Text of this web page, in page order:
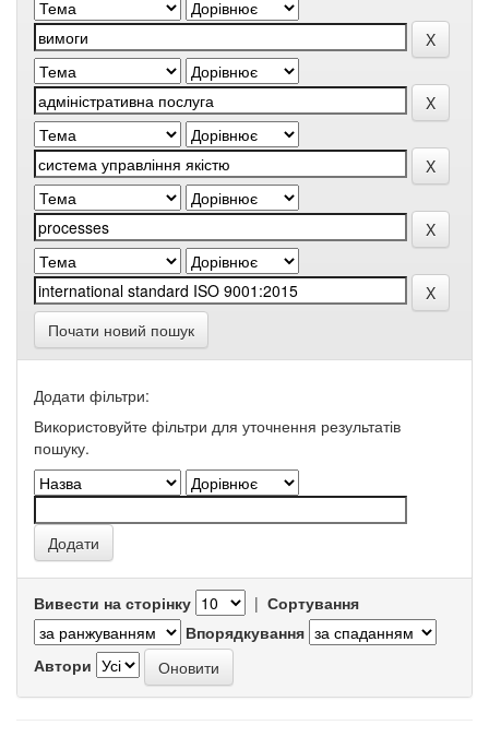
Почати новий пошук
Додати фільтри:
Використовуйте фільтри для уточнення результатів
пошуку.
Вивести на сторінку | Сортування
Впорядкування
Автори